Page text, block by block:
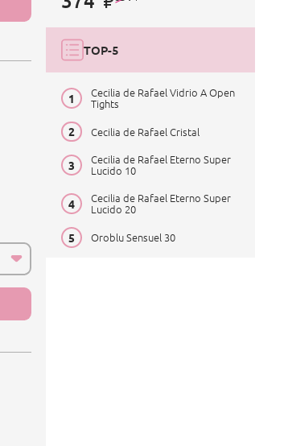
TOP-5
Cecilia de Rafael Vidrio A Open
Tights
Cecilia de Rafael Cristal
Cecilia de Rafael Eterno Super
Lucido 10
Cecilia de Rafael Eterno Super
Lucido 20
Oroblu Sensuel 30